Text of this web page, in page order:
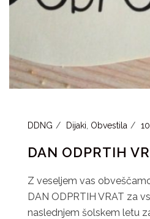
DDNG Dijaki Obvestila
DAN ODPRTIH
Z veseljem vas
DAN ODPRTIH VRAT za
naslednjem šolskem letu